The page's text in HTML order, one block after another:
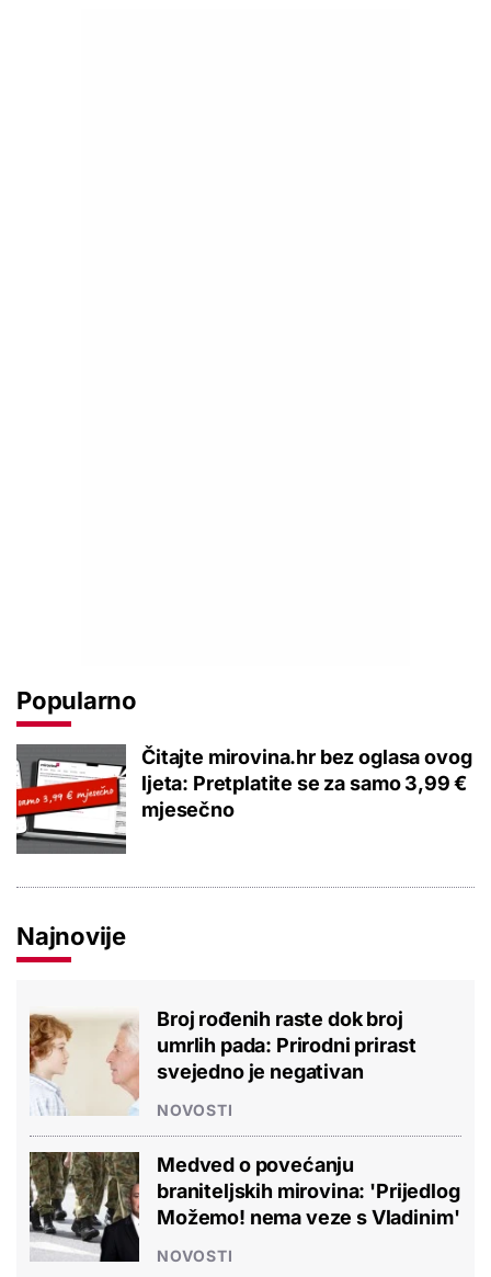
Popularno
Čitajte mirovina.hr bez oglasa ovog
ljeta: Pretplatite se za samo 3,99 €
mjesečno
Najnovije
Broj rođenih raste dok broj
umrlih pada: Prirodni prirast
svejedno je negativan
NOVOSTI
Medved o povećanju
braniteljskih mirovina: 'Prijedlog
Možemo! nema veze s Vladinim'
NOVOSTI